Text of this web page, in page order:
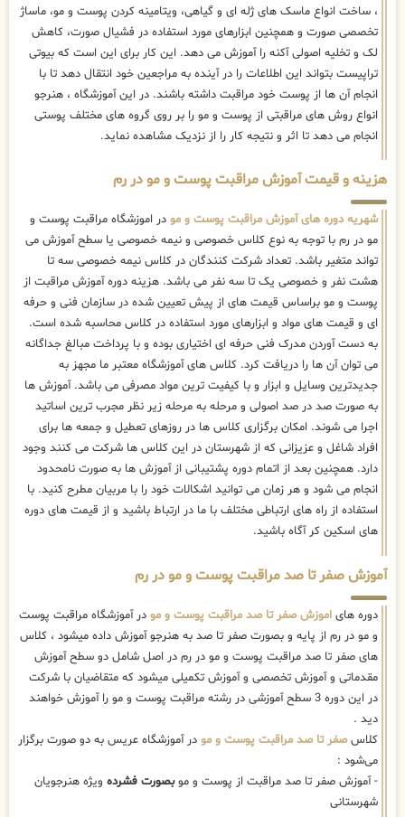
، ساخت انواع ماسک های ژله ای و گیاهی، ویتامینه کردن پوست و مو، ماساژ
تخصصی صورت و همچنین ابزارهای مورد استفاده در فشیال صورت، کاهش
لک و تخلیه اصولی آکنه را آموزش می دهد. این کار برای این است که بیوتی
تراپیست بتواند این اطلاعات را در آینده به مراجعین خود انتقال دهد تا با
انجام آن ها از پوست خود مراقبت داشته باشند. در این آموزشگاه ، هنرجو
انواع روش های مراقبتی از پوست و مو را بر روی گروه های مختلف پوستی
انجام می دهد تا اثر و نتیجه کار را از نزدیک مشاهده نماید.
هزینه و قیمت آموزش مراقبت پوست و مو در رم
شهریه دوره های آموزش مراقبت پوست و مو در اموزشگاه مراقبت پوست و
مو در رم با توجه به نوع کلاس خصوصی و نیمه خصوصی یا سطح آموزش می
تواند متغیر باشد. تعداد شرکت کنندگان در کلاس نیمه خصوصی سه تا
هشت نفر و خصوصی یک تا سه نفر می باشد. هزینه دوره آموزش مراقبت از
پوست و مو براساس قیمت های از پیش تعیین شده در سازمان فنی و حرفه
ای و قیمت های مواد و ابزارهای مورد استفاده در کلاس محاسبه شده است.
به دست آوردن مدرک فنی حرفه ای اختیاری بوده و با پرداخت مبالغ جداگانه
می توان آن ها را دریافت کرد. کلاس های آموزشگاه معتبر ما مجهز به
جدیدترین وسایل و ابزار و با کیفیت ترین مواد مصرفی می باشد. آموزش ها
به صورت صد در صد اصولی و مرحله به مرحله زیر نظر مجرب ترین اساتید
اجرا می شوند. امکان برگزاری کلاس ها در روزهای تعطیل و جمعه ها برای
افراد شاغل و عزیزانی که از شهرستان در این کلاس ها شرکت می کنند وجود
دارد. همچنین بعد از اتمام دوره پشتیبانی از آموزش ها به صورت نامحدود
انجام می شود و هر زمان می توانید اشکالات خود را با مربیان مطرح کنید. با
استفاده از راه های ارتباطی مختلف با ما در ارتباط باشید و از قیمت های دوره
های اسکین کر آگاه باشید.
آموزش صفر تا صد مراقبت پوست و مو در رم
دوره های اموزش صفر تا صد مراقبت پوست و مو در آموزشگاه مراقبت پوست
و مو در رم از پایه و بصورت صفر تا صد به هنرجو آموزش داده میشود ، کلاس
های صفر تا صد مراقبت پوست و مو در رم در اصل شامل دو سطح آموزش
مقدماتی و آموزش تخصصی و آموزش تکمیلی میشود که متقاضیان با شرکت
در این دوره 3 سطح آموزشی در رشته مراقبت پوست و مو را آموزش خواهند
دید .
کلاسصفر تا صد مراقبت پوست و مو در آموزشگاه عریس به دو صورت برگزار
می‌شود :
- آموزش صفر تا صد مراقبت از پوست و موبصورت فشرده ویژه هنرجویان
شهرستانی